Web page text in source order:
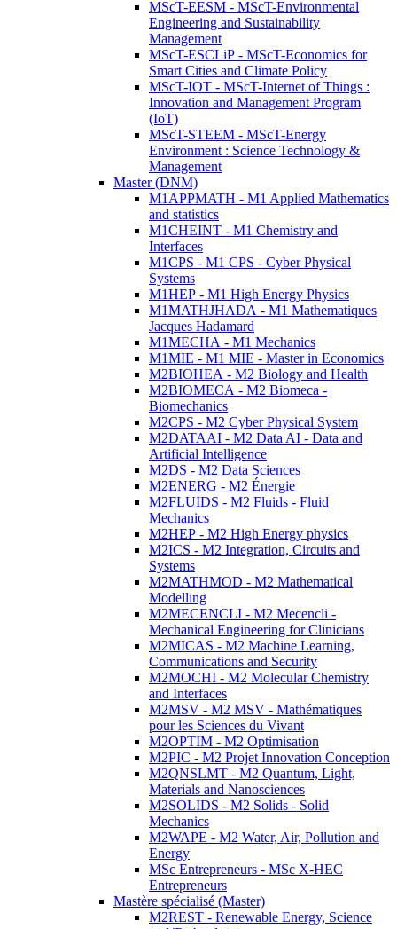
MScT-EESM - MScT-Environmental
Engineering and Sustainability
Management
MScT-ESCLiP - MScT-Economics for
Smart Cities and Climate Policy
MScT-IOT - MScT-Internet of Things :
Innovation and Management Program
(IoT)
MScT-STEEM - MScT-Energy
Environment : Science Technology &
Management
Master (DNM)
M1APPMATH - M1 Applied Mathematics
and statistics
M1CHEINT - M1 Chemistry and
Interfaces
M1CPS - M1 CPS - Cyber Physical
Systems
M1HEP - M1 High Energy Physics
M1MATHJHADA - M1 Mathematiques
Jacques Hadamard
M1MECHA - M1 Mechanics
M1MIE - M1 MIE - Master in Economics
M2BIOHEA - M2 Biology and Health
M2BIOMECA - M2 Biomeca -
Biomechanics
M2CPS - M2 Cyber Physical System
M2DATAAI - M2 Data AI - Data and
Artificial Intelligence
M2DS - M2 Data Sciences
M2ENERG - M2 Énergie
M2FLUIDS - M2 Fluids - Fluid
Mechanics
M2HEP - M2 High Energy physics
M2ICS - M2 Integration, Circuits and
Systems
M2MATHMOD - M2 Mathematical
Modelling
M2MECENCLI - M2 Mecencli -
Mechanical Engineering for Clinicians
M2MICAS - M2 Machine Learning,
Communications and Security
M2MOCHI - M2 Molecular Chemistry
and Interfaces
M2MSV - M2 MSV - Mathématiques
pour les Sciences du Vivant
M2OPTIM - M2 Optimisation
M2PIC - M2 Projet Innovation Conception
M2QNSLMT - M2 Quantum, Light,
Materials and Nanosciences
M2SOLIDS - M2 Solids - Solid
Mechanics
M2WAPE - M2 Water, Air, Pollution and
Energy
MSc Entrepreneurs - MSc X-HEC
Entrepreneurs
Mastère spécialisé (Master)
M2REST - Renewable Energy, Science